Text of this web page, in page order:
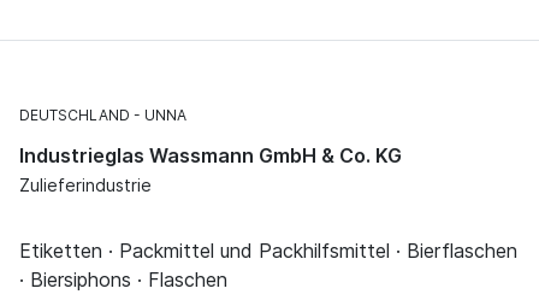
DEUTSCHLAND UNNA
Industrieglas Wassmann GmbH & Co. KG
Zulieferindustrie
Etiketten · Packmittel und Packhilfsmittel · Bierflaschen
· Biersiphons · Flaschen